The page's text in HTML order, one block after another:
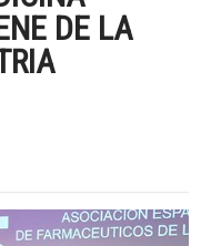
DE LA